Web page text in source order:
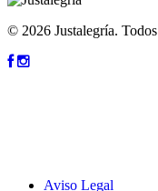
© 2026 Justalegría.
Aviso Legal